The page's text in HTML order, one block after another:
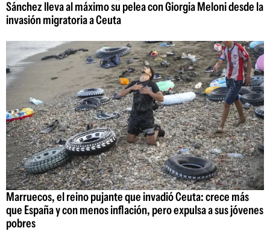
Sánchez lleva al máximo su pelea con Giorgia Meloni desde la
invasión migratoria a Ceuta
Marruecos, el reino pujante que invadió Ceuta: crece más
que España y con menos inflación, pero expulsa a sus jóvenes
pobres